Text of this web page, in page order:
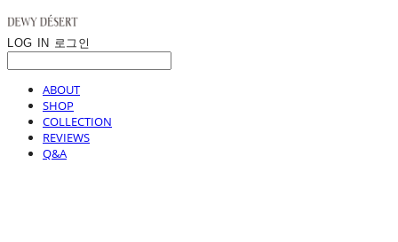
LOG IN 로그인
ABOUT
SHOP
COLLECTION
REVIEWS
Q&A